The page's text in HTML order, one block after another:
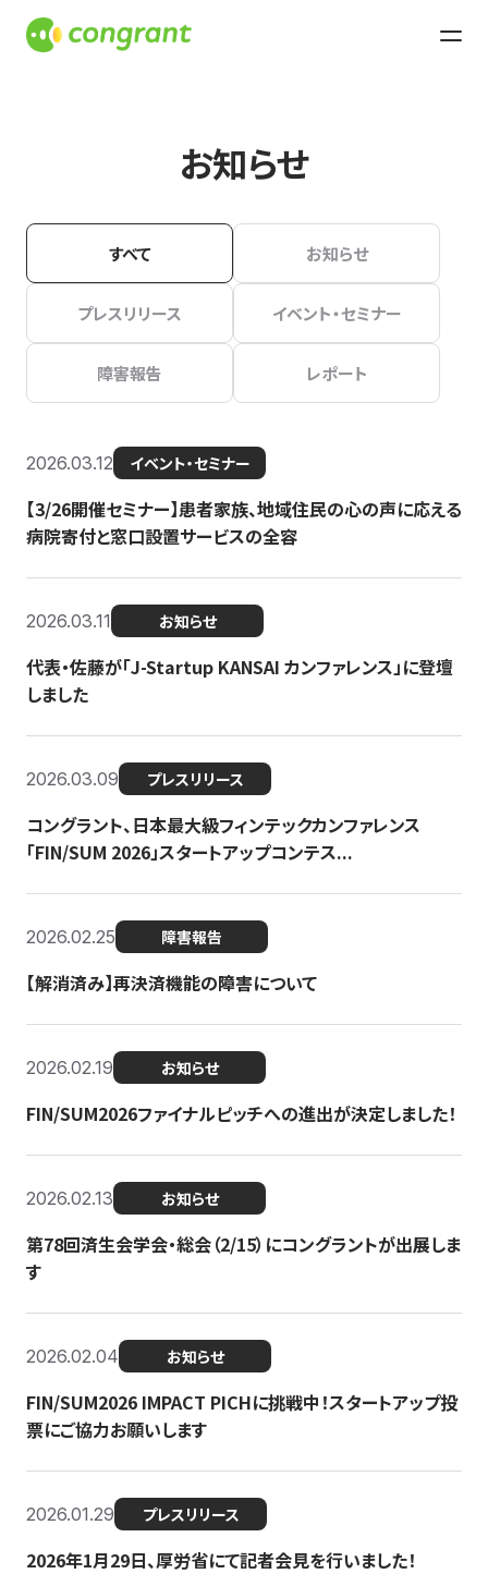
お知らせ
すべて お知らせ
プレスリリース イベント・セミナー
障害報告 レポート
2026.03.12 イベント・セミナー
【3/26開催セミナー】患者家族、地域住民の心の声に応える
病院寄付と窓口設置サービスの全容
2026.03.11 お知らせ
代表・佐藤が「J-Startup KANSAI カンファレンス」に登壇
しました
2026.03.09 プレスリリース
コングラント、日本最大級フィンテックカンファレンス
「FIN/SUM 2026」スタートアップコンテス...
2026.02.25 障害報告
【解消済み】再決済機能の障害について
2026.02.19 お知らせ
FIN/SUM2026ファイナルピッチへの進出が決定しました！
2026.02.13 お知らせ
第78回済生会学会・総会（2/15）にコングラントが出展しま
す
2026.02.04 お知らせ
FIN/SUM2026 IMPACT PICHに挑戦中！スタートアップ投
票にご協力お願いします
2026.01.29 プレスリリース
2026年1月29日、厚労省にて記者会見を行いました！